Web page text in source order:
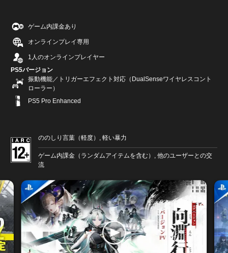
ゲーム内課金あり
オンラインプレイ専用
1人のオンラインプレイヤー
PS5バージョン
振動機能／トリガーエフェクト対応（DualSenseワイヤレスコント
ローラー）
PS5 Pro Enhanced
ののしり言葉（軽度）, 軽い暴力
ゲーム内課金（ランダムアイテムを含む）, 他のユーザーとの交
流